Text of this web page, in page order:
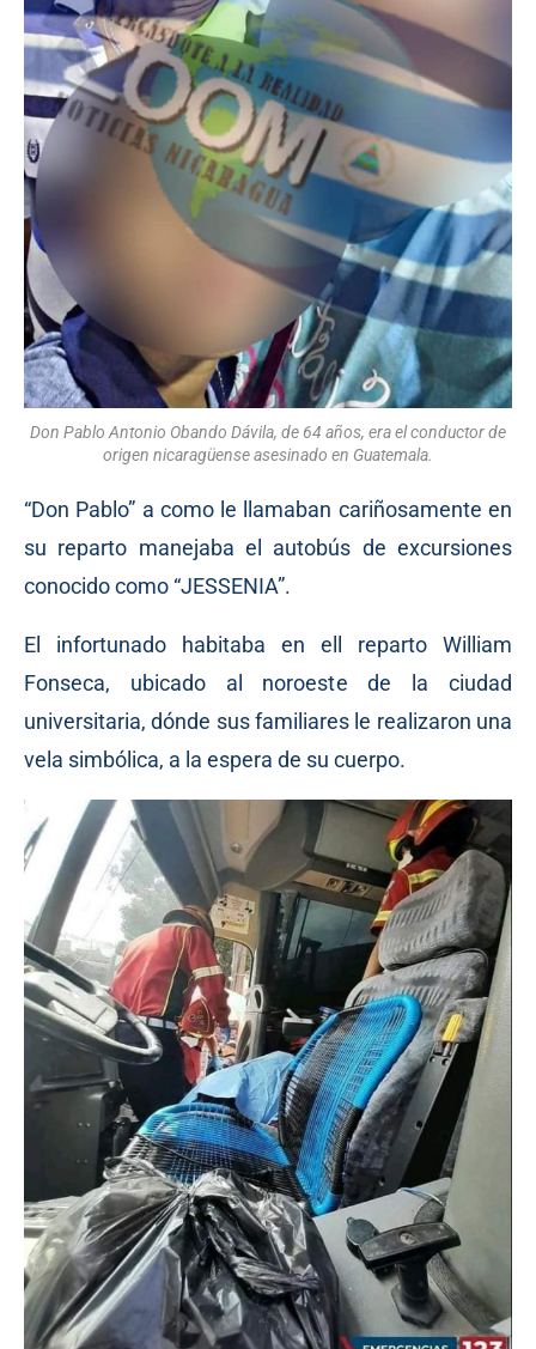
Don Pablo Antonio Obando Dávila, de 64 años, era el conductor de
origen nicaragüense asesinado en Guatemala.
“Don Pablo” a como le llamaban cariñosamente en
su reparto manejaba el autobús de excursiones
conocido como “JESSENIA”.
El infortunado habitaba en ell reparto William
Fonseca, ubicado al noroeste de la ciudad
universitaria, dónde sus familiares le realizaron una
vela simbólica, a la espera de su cuerpo.